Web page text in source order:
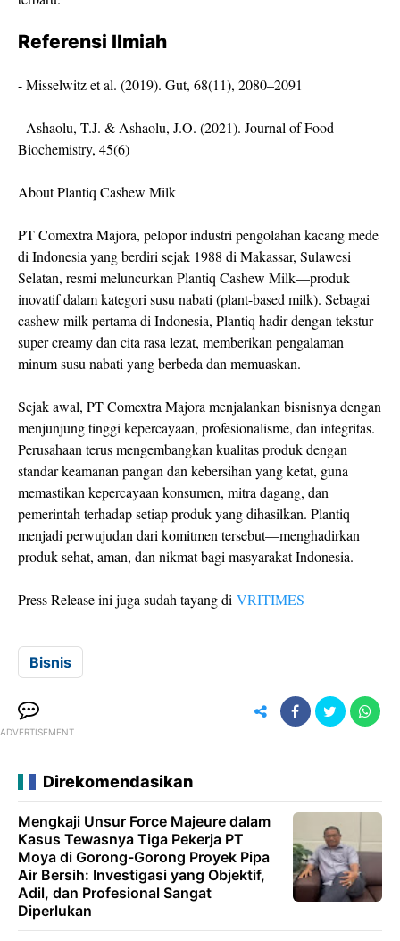
Referensi Ilmiah
- Misselwitz et al. (2019). Gut, 68(11), 2080–2091
- Ashaolu, T.J. & Ashaolu, J.O. (2021). Journal of Food
Biochemistry, 45(6)
About Plantiq Cashew Milk
PT Comextra Majora, pelopor industri pengolahan kacang mede
di Indonesia yang berdiri sejak 1988 di Makassar, Sulawesi
Selatan, resmi meluncurkan Plantiq Cashew Milk—produk
inovatif dalam kategori susu nabati (plant-based milk). Sebagai
cashew milk pertama di Indonesia, Plantiq hadir dengan tekstur
super creamy dan cita rasa lezat, memberikan pengalaman
minum susu nabati yang berbeda dan memuaskan.
Sejak awal, PT Comextra Majora menjalankan bisnisnya dengan
menjunjung tinggi kepercayaan, profesionalisme, dan integritas.
Perusahaan terus mengembangkan kualitas produk dengan
standar keamanan pangan dan kebersihan yang ketat, guna
memastikan kepercayaan konsumen, mitra dagang, dan
pemerintah terhadap setiap produk yang dihasilkan. Plantiq
menjadi perwujudan dari komitmen tersebut—menghadirkan
produk sehat, aman, dan nikmat bagi masyarakat Indonesia.
Press Release ini juga sudah tayang di VRITIMES
Bisnis
ADVERTISEMENT
Direkomendasikan
Mengkaji Unsur Force Majeure dalam
Kasus Tewasnya Tiga Pekerja PT
Moya di Gorong-Gorong Proyek Pipa
Air Bersih: Investigasi yang Objektif,
Adil, dan Profesional Sangat
Diperlukan